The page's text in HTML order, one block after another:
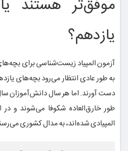
موفق‌تر هستند
یازدهم؟
آزمون المپیاد زیست‌شناسی برای
به طور عادی انتظار می‌رود بچه‌های
دست آورند. اما هر سال دانش‌آموزان
طور خارق‌العاده شکوفا می‌شوند و
المپیادی شده‌اند، به مدال کشوری